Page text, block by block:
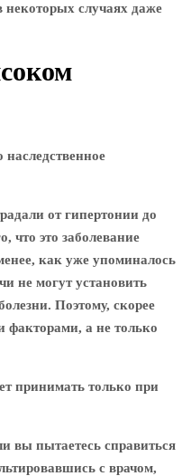
некоторых случаях даже
наследственное
от гипертонии до
что это заболевание
как уже упоминалось
не могут установить
Поэтому, скорее
факторами, а не только
принимать только при
вы пытаетесь справиться
с врачом,